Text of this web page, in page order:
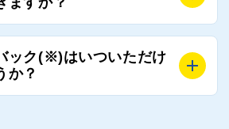
お気軽にお申し付けください。
などは屋根コネクトとしても全面的
すので、ご相談ください。可能な限
る状況の工事業者を選定させていた
れる場合は、専門家による視察と必
ック(※)はいついただけ
か？